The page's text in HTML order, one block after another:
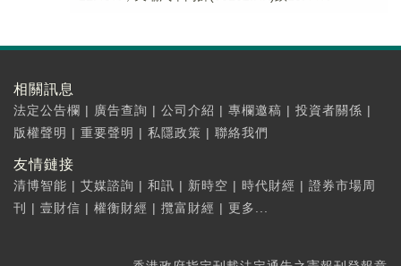
相關訊息
法定公告欄 | 廣告查詢 | 公司介紹 | 專欄邀稿 | 投資者關係 |
版權聲明 | 重要聲明 | 私隱政策 | 聯絡我們
友情鏈接
清博智能 | 艾媒諮詢 | 和訊 | 新時空 | 時代財經 | 證券市場周
刊
| 壹財信 | 權衡財經 | 攬富財經 | 更多...